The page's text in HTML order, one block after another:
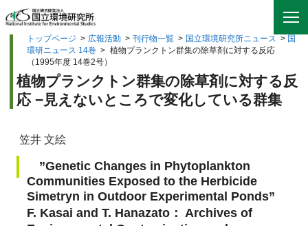
トップページ > 広報活動 > 刊行物一覧 > 国立環境研究所ニュース > 国
環研ニュース 14巻 > 植物プランクトン群集の除草剤に対する反応
（1995年度 14巻2号）
植物プランクトン群集の除草剤に対する反
応 −見えないところで変化している群集
笠井 文絵
”Genetic Changes in Phytoplankton
Communities Exposed to the Herbicide
Simetryn in Outdoor Experimental Ponds”
F. Kasai and T. Hanazato： Archives of